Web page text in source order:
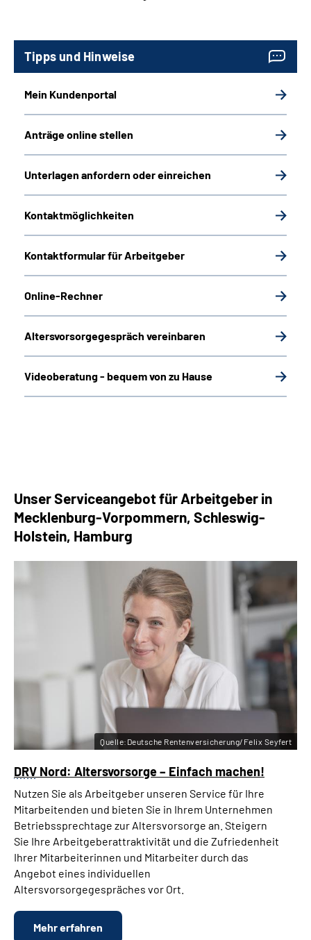
Tipps und Hinweise
Mein Kundenportal
Anträge online stellen
Unterlagen anfordern oder einreichen
Kontaktmöglichkeiten
Kontaktformular für Arbeitgeber
Online-Rechner
Altersvorsorgegespräch vereinbaren
Videoberatung - bequem von zu Hause
Unser Serviceangebot für Arbeitgeber in
Mecklenburg-Vorpommern, Schleswig-
Holstein, Hamburg
DRV Nord: Altersvorsorge – Einfach machen!
Nutzen Sie als Arbeitgeber unseren Service für Ihre
Mitarbeitenden und bieten Sie in Ihrem Unternehmen
Betriebssprechtage zur Altersvorsorge an. Steigern
Sie Ihre Arbeitgeberattraktivität und die Zufriedenheit
Ihrer Mitarbeiterinnen und Mitarbeiter durch das
Angebot eines individuellen
Altersvorsorgegespräches vor Ort.
Mehr erfahren
Quelle:Deutsche Rentenversicherung/Felix Seyfert